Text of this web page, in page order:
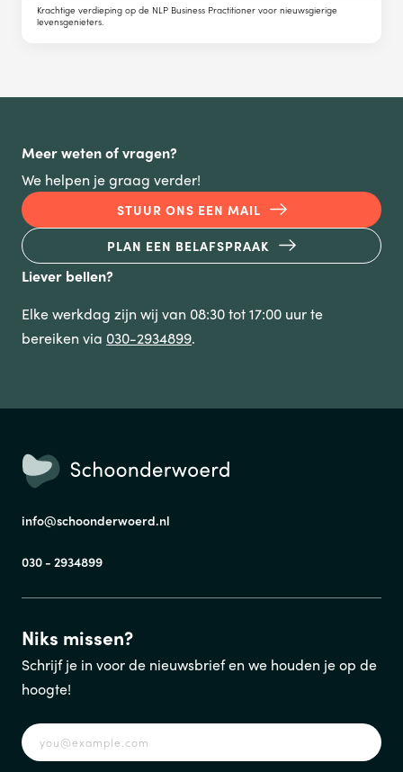
Krachtige verdieping op de NLP Business Practitioner voor nieuwsgierige
levensgenieters.
Meer weten of vragen?
We helpen je graag verder!
STUUR ONS EEN MAIL
PLAN EEN BELAFSPRAAK
Liever bellen?
Elke werkdag zijn wij van 08:30 tot 17:00 uur te
bereiken via 030-2934899.
info@schoonderwoerd.nl
030 - 2934899
Niks missen?
Schrijf je in voor de nieuwsbrief en we houden je op de
hoogte!